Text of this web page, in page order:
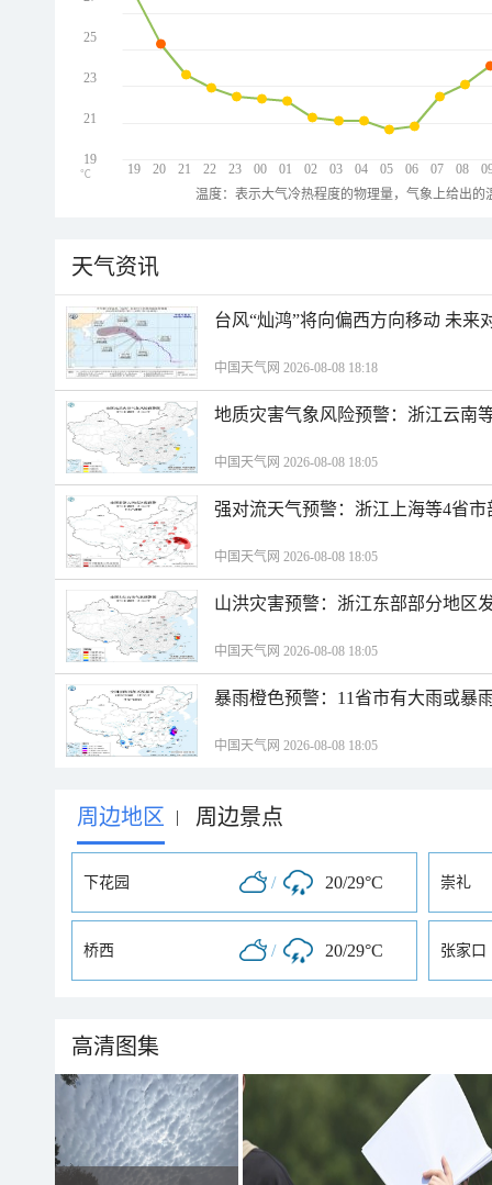
19 20 21 22 23 00 01 02 03 04 05 06 07 08
25
23
21
19
℃
温度：表示大气冷热程度的物理量，气象上给出
天气资讯
台风“灿鸿”将向偏西方向移动 未来
中国天气网 2026-08-08 18:18
地质灾害气象风险预警：浙江云南
中国天气网 2026-08-08 18:05
强对流天气预警：浙江上海等4省
中国天气网 2026-08-08 18:05
山洪灾害预警：浙江东部部分地区
中国天气网 2026-08-08 18:05
暴雨橙色预警：11省市有大雨或暴
中国天气网 2026-08-08 18:05
周边地区 | 周边景点
下花园 / 20/29°C 崇礼
桥西 / 20/29°C 张家口
高清图集